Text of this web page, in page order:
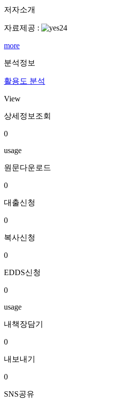
저자소개
자료제공 :
more
분석정보
활용도 분석
View
상세정보조회
0
usage
원문다운로드
0
대출신청
0
복사신청
0
EDDS신청
0
usage
내책장담기
0
내보내기
0
SNS공유